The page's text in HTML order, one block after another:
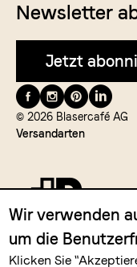
Newsletter
Jetzt
Folge
uns
auf
© 2026 Blasercafé AG
Versandarten
Zahlungsmittel
Wir verwenden
um die
Klicken Sie